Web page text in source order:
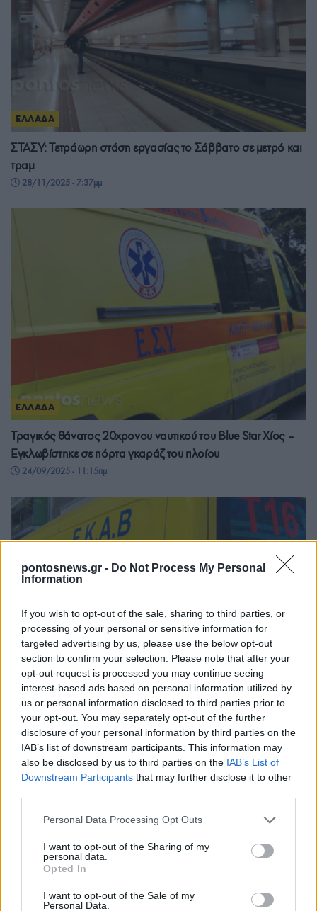
pontosnews.gr - Do Not Process My Personal
Information
If you wish to opt-out of the sale, sharing to third parties, or
processing of your personal or sensitive information for
targeted advertising by us, please use the below opt-out
section to confirm your selection. Please note that after your
opt-out request is processed you may continue seeing
interest-based ads based on personal information utilized by
us or personal information disclosed to third parties prior to
your opt-out. You may separately opt-out of the further
disclosure of your personal information by third parties on the
IAB’s list of downstream participants. This information may
also be disclosed by us to third parties on the IAB’s List of
Downstream Participants that may further disclose it to other
Please note that this website/app uses one or more Google
not limited to your visit or usage behaviour. You may click to
grant or deny consent to Google and its third-party tags to
use your data for below specified purposes in below Google
consent section.
Personal Data Processing Opt Outs
I want to opt-out of the Sharing of my
personal data.
Opted In
I want to opt-out of the Sale of my
Personal Data.
ΕΛΛΑΔΑ
ΣΤΑΣΥ: Τετράωρη στάση εργασίας το Σάββατο σε μετρό και
τραμ
28/11/2025 - 7:37μμ
ΕΛΛΑΔΑ
Τραγικός θάνατος 20χρονου ναυτικού του Blue Star Χίος –
Εγκλωβίστηκε σε πόρτα γκαράζ του πλοίου
24/09/2025 - 11:15πμ
ΕΛΛΑΔΑ
Ρόδος: Φριχτό εργατικό δυστύχημα σε ξενοδοχείο – Ένας
65χρονος εργαζόμενος έχασε τη ζωή του
13/04/2025 - 4:38μμ